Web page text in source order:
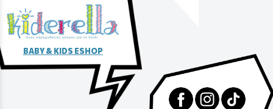
BABY & KIDS ESHOP